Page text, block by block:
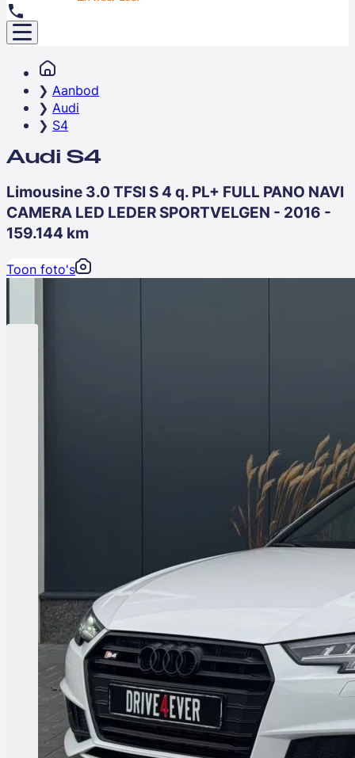
Aanbod
Audi
S4
Audi S4
Limousine 3.0 TFSI S 4 q. PL+ FULL PANO NAVI
CAMERA LED LEDER SPORTVELGEN - 2016 -
159.144 km
Toon foto's